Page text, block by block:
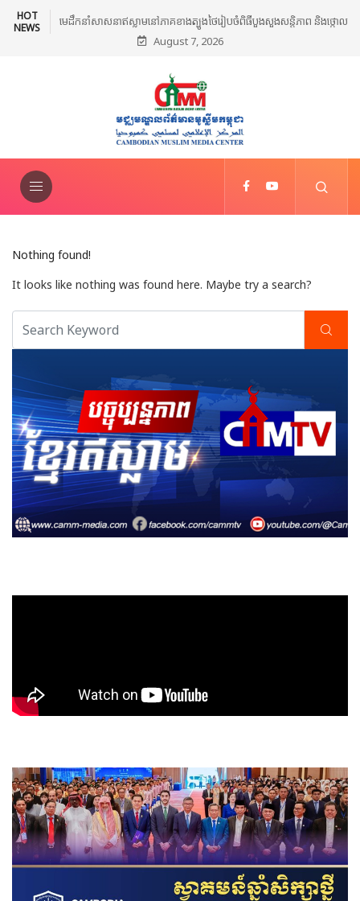
HOT
NEWS
ន្តិភាព និងថ្កោល អ៊ីរ៉ង់ព្រមានថា សង្គ្រាមនៅមជ្ឈិមបូព៌ានឹងរីករាលដាលបន្ថែម ប្រសិនបើអាមេរិក
បន្តវាយប្រហារ
August 7, 2026
Nothing found!
It looks like nothing was found here. Maybe try a search?